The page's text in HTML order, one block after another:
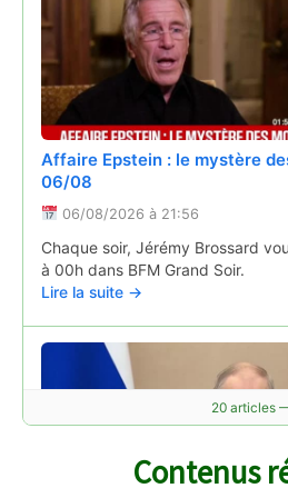
touristique en Auvergne : même
épargnées par les épisodes
fréquentation plus faible
Lire la suite →
agricole aux portes de
05/08/2026 à 08:14
D'importants moyens sont
Puy-de-Dôme ce mercredi 5 août
à Pont-du-Château,…
Lire la suite →
Affaire Epstein : le mystère
06/08
06/08/2026 à 21:56
Chaque soir, Jérémy Brossard
à 00h dans BFM Grand Soir.
Lire la suite →
20 articles
Contenus